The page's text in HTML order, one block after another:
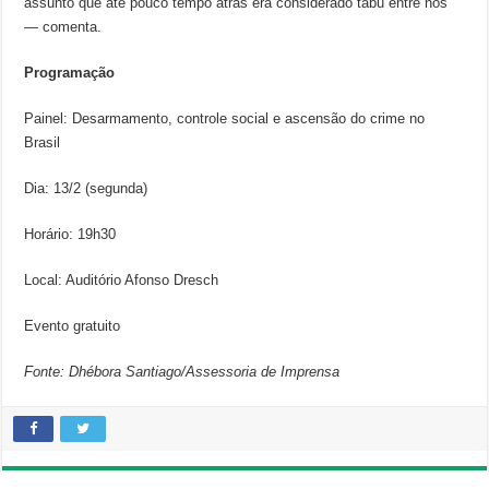
— comenta.
Programação
Painel: Desarmamento, controle social e ascensão do crime no
Brasil
Dia: 13/2 (segunda)
Horário: 19h30
Local: Auditório Afonso Dresch
Evento gratuito
Fonte: Dhébora Santiago/Assessoria de Imprensa